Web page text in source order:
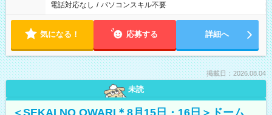
電話対応なし / パソコンスキル不要
気になる！ 応募する 詳細へ
掲載日：2026.08.04
未読
＜SEKAI NO OWARI＊8月15日・16日＞ドーム